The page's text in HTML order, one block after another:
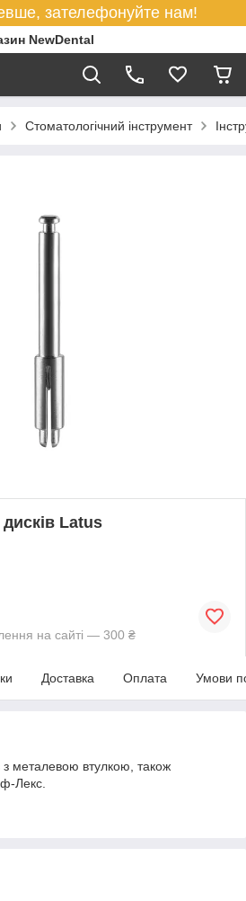
зателефонуйте нам!
NewDental
Стоматологічний інструмент
Latus
на сайті — 300 ₴
Доставка Оплата Умови
з металевою втулкою, також
Лекс.